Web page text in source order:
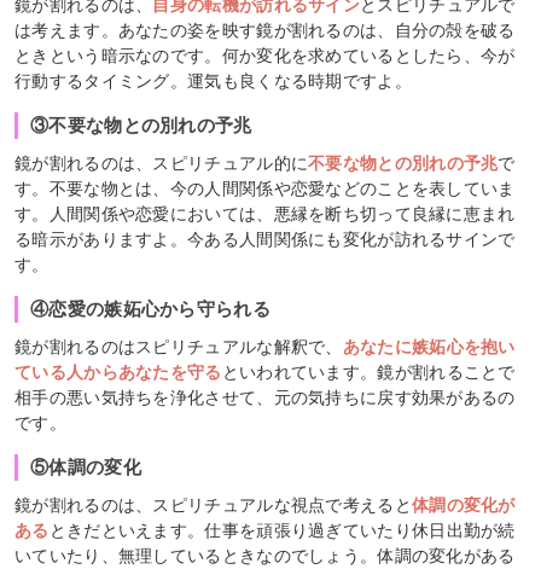
鏡が割れるのは、 自身の転機が訪れるサインとスピリチュアルで
は考えます。あなたの姿を映す鏡が割れるのは、自分の殻を破る
ときという暗示なのです。何か変化を求めているとしたら、今が
行動するタイミング。運気も良くなる時期ですよ。
③不要な物との別れの予兆
鏡が割れるのは、スピリチュアル的に不要な物との別れの予兆で
す。不要な物とは、今の人間関係や恋愛などのことを表していま
す。人間関係や恋愛においては、悪縁を断ち切って良縁に恵まれ
る暗示がありますよ。今ある人間関係にも変化が訪れるサインで
す。
④恋愛の嫉妬心から守られる
鏡が割れるのはスピリチュアルな解釈で、 あなたに嫉妬心を抱い
ている人からあなたを守る といわれています。鏡が割れることで
相手の悪い気持ちを浄化させて、元の気持ちに戻す効果があるの
です。
⑤体調の変化
鏡が割れるのは、スピリチュアルな視点で考えると体調の変化が
ある ときだといえます。仕事を頑張り過ぎていたり休日出勤が続
いていたり、無理しているときなのでしょう。体調の変化がある